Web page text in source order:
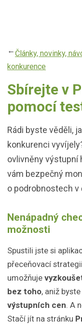
obsahu
Články, novinky,
konkurence
Sbírejte v
pomocí
Rádi byste věděli,
konkurenci
ovlivněny výstupní
vám bezpečný
o podrobnostech v
Nenápadný
možnosti
Spustili jste si
přeceňovací
umožňuje
bez toho, aniž
výstupních cen. A
Stačí jít na stránku